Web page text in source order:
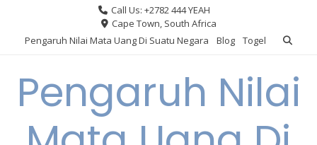
content
Call Us: +2782 444 YEAH
Cape Town, South Africa
Pengaruh Nilai Mata Uang Di Suatu Negara
Blog Togel
Pengaruh Nilai